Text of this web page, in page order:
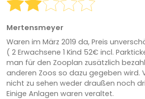
Mertensmeyer
Waren im März 2019 da, Preis
( 2 Erwachsene 1 Kind 52€ incl.
man für den Zooplan zusätzlich
anderen Zoos so dazu gegeben wird.
nicht zu sehen weder draußen noch
Einige Anlagen waren veraltet.